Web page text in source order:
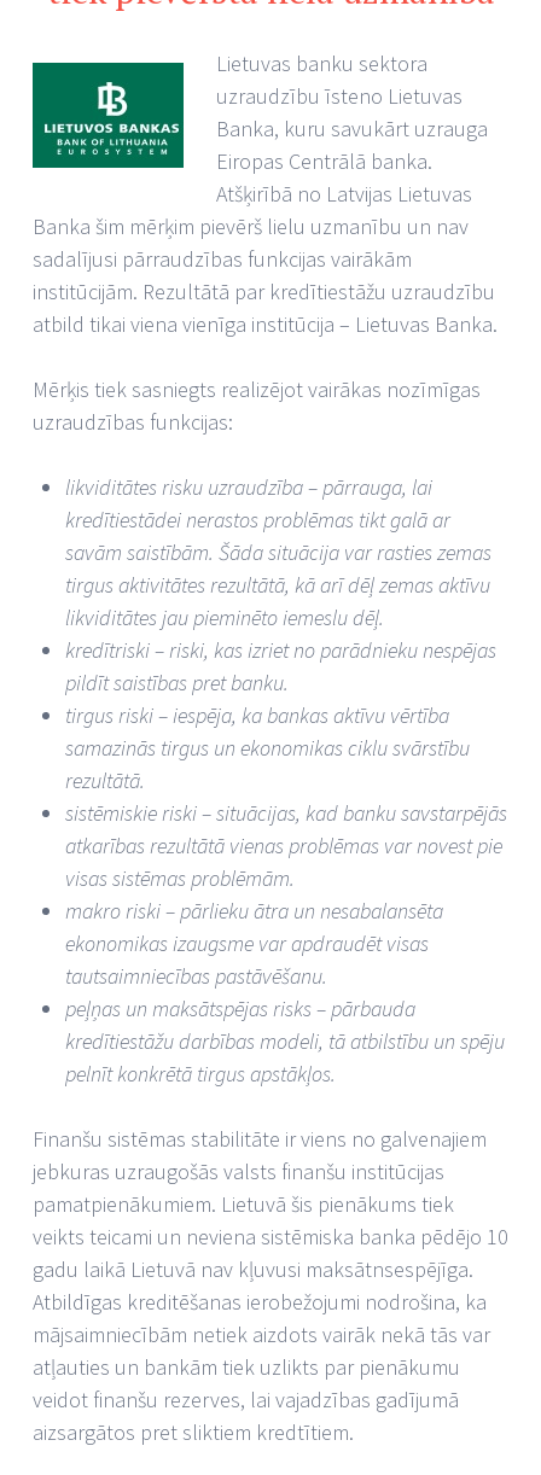
Lietuvas banku sektora
uzraudzību īsteno Lietuvas
Banka, kuru savukārt uzrauga
Eiropas Centrālā banka.
Atšķirībā no Latvijas Lietuvas
Banka šim mērķim pievērš lielu uzmanību un nav
sadalījusi pārraudzības funkcijas vairākām
institūcijām. Rezultātā par kredītiestāžu uzraudzību
atbild tikai viena vienīga institūcija – Lietuvas Banka.
Mērķis tiek sasniegts realizējot vairākas nozīmīgas
uzraudzības funkcijas:
likviditātes risku uzraudzība – pārrauga, lai
kredītiestādei nerastos problēmas tikt galā ar
savām saistībām. Šāda situācija var rasties zemas
tirgus aktivitātes rezultātā, kā arī dēļ zemas aktīvu
likviditātes jau pieminēto iemeslu dēļ.
kredītriski – riski, kas izriet no parādnieku nespējas
pildīt saistības pret banku.
tirgus riski – iespēja, ka bankas aktīvu vērtība
samazinās tirgus un ekonomikas ciklu svārstību
rezultātā.
sistēmiskie riski – situācijas, kad banku savstarpējās
atkarības rezultātā vienas problēmas var novest pie
visas sistēmas problēmām.
makro riski – pārlieku ātra un nesabalansēta
ekonomikas izaugsme var apdraudēt visas
tautsaimniecības pastāvēšanu.
peļņas un maksātspējas risks – pārbauda
kredītiestāžu darbības modeli, tā atbilstību un spēju
pelnīt konkrētā tirgus apstākļos.
Finanšu sistēmas stabilitāte ir viens no galvenajiem
jebkuras uzraugošās valsts finanšu institūcijas
pamatpienākumiem. Lietuvā šis pienākums tiek
veikts teicami un neviena sistēmiska banka pēdējo 10
gadu laikā Lietuvā nav kļuvusi maksātnsespējīga.
Atbildīgas kreditēšanas ierobežojumi nodrošina, ka
mājsaimniecībām netiek aizdots vairāk nekā tās var
atļauties un bankām tiek uzlikts par pienākumu
veidot finanšu rezerves, lai vajadzības gadījumā
aizsargātos pret sliktiem kredtītiem.